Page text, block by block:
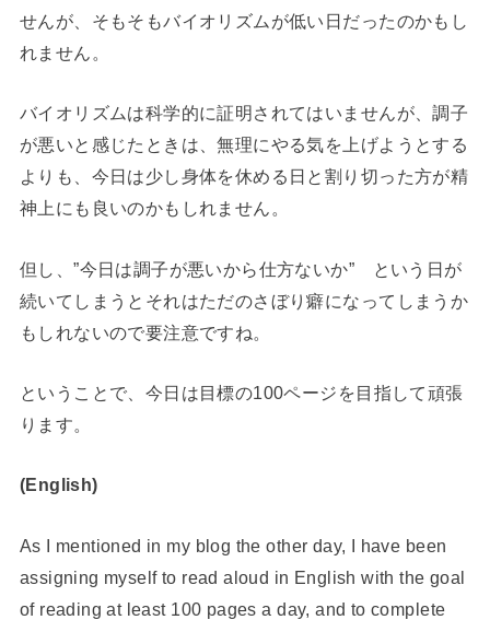
せんが、そもそもバイオリズムが低い日だったのかもし
れません。
バイオリズムは科学的に証明されてはいませんが、調子
が悪いと感じたときは、無理にやる気を上げようとする
よりも、今日は少し身体を休める日と割り切った方が精
神上にも良いのかもしれません。
但し、”今日は調子が悪いから仕方ないか” という日が
続いてしまうとそれはただのさぼり癖になってしまうか
もしれないので要注意ですね。
ということで、今日は目標の100ページを目指して頑張
ります。
(English)
As I mentioned in my blog the other day, I have been
assigning myself to read aloud in English with the goal
of reading at least 100 pages a day, and to complete